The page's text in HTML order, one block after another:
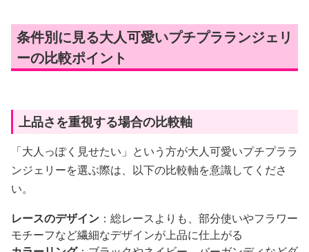
条件別に見る大人可愛いプチプラランジェリ
ーの比較ポイント
上品さを重視する場合の比較軸
「大人っぽく見せたい」という方が大人可愛いプチプララ
ンジェリーを選ぶ際は、以下の比較軸を意識してくださ
い。
レースのデザイン ：総レースよりも、部分使いやフラワー
モチーフなど繊細なデザインが上品に仕上がる